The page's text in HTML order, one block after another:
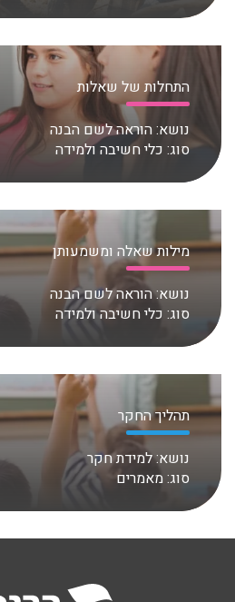
התחלות של שאלות
נושא:הוראה לשם הבנה
סוג: כלי חשיבה ולמידה
מילות שאלה ומשמעותן
נושא:הוראה לשם הבנה
סוג: כלי חשיבה ולמידה
תהליך החקר
נושא:למידת חקר
סוג:מאמרים